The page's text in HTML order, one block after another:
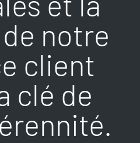
notre
client
clé de